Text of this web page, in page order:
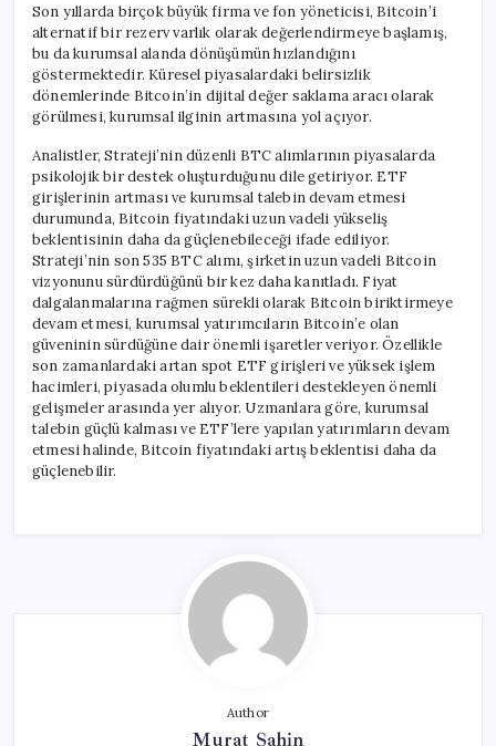
Son yıllarda birçok büyük firma ve fon yöneticisi, Bitcoin’i
alternatif bir rezerv varlık olarak değerlendirmeye başlamış,
bu da kurumsal alanda dönüşümün hızlandığını
göstermektedir. Küresel piyasalardaki belirsizlik
dönemlerinde Bitcoin’in dijital değer saklama aracı olarak
görülmesi, kurumsal ilginin artmasına yol açıyor.
Analistler, Strateji’nin düzenli BTC alımlarının piyasalarda
psikolojik bir destek oluşturduğunu dile getiriyor. ETF
girişlerinin artması ve kurumsal talebin devam etmesi
durumunda, Bitcoin fiyatındaki uzun vadeli yükseliş
beklentisinin daha da güçlenebileceği ifade ediliyor.
Strateji’nin son 535 BTC alımı, şirketin uzun vadeli Bitcoin
vizyonunu sürdürdüğünü bir kez daha kanıtladı. Fiyat
dalgalanmalarına rağmen sürekli olarak Bitcoin biriktirmeye
devam etmesi, kurumsal yatırımcıların Bitcoin’e olan
güveninin sürdüğüne dair önemli işaretler veriyor. Özellikle
son zamanlardaki artan spot ETF girişleri ve yüksek işlem
hacimleri, piyasada olumlu beklentileri destekleyen önemli
gelişmeler arasında yer alıyor. Uzmanlara göre, kurumsal
talebin güçlü kalması ve ETF’lere yapılan yatırımların devam
etmesi halinde, Bitcoin fiyatındaki artış beklentisi daha da
güçlenebilir.
Author
Murat Şahin